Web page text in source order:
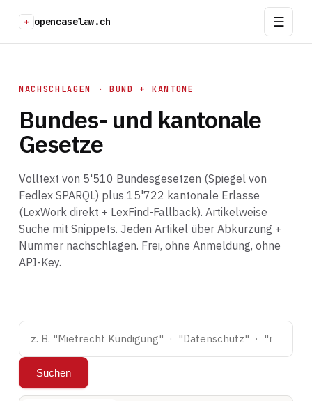
+ opencaselaw.ch
NACHSCHLAGEN · BUND + KANTONE
Bundes- und kantonale
Gesetze
Volltext von 5'510 Bundesgesetzen (Spiegel von
Fedlex SPARQL) plus 15'722 kantonale Erlasse
(LexWork direkt + LexFind-Fallback). Artikelweise
Suche mit Snippets. Jeden Artikel über Abkürzung +
Nummer nachschlagen. Frei, ohne Anmeldung, ohne
API-Key.
Suchen